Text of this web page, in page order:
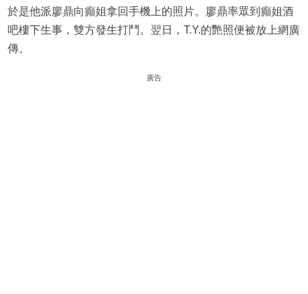
於是他派廖鼎向癲姐拿回手機上的照片。廖鼎率眾到癲姐酒
吧樓下生事，雙方發生打鬥。翌日，T.Y.的艷照便被放上網廣
傳。
廣告